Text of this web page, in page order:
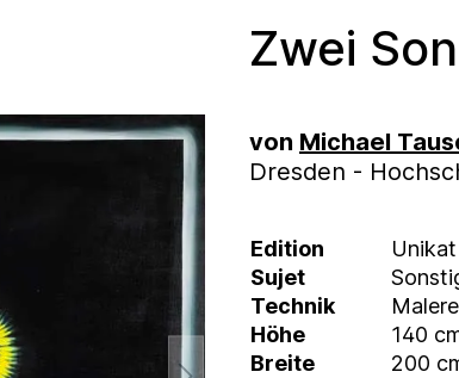
Zwei
von Michael
Dresden -
Edition
Unikat
Sujet
Technik
Höhe
140
Breite
200